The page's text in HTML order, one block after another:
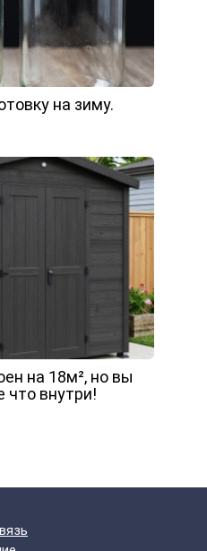
на зиму.
на 18м², но вы
что внутри!